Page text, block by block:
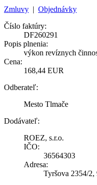
Zmluvy | Objednávky
Číslo faktúry:
DF260291
Popis plnenia:
výkon revíznych
Cena:
168,44 EUR
Odberateľ:
Mesto Tlmače
Dodávateľ:
ROEZ, s.r.o.
IČO:
36564303
Adresa:
Tyršova 2354/